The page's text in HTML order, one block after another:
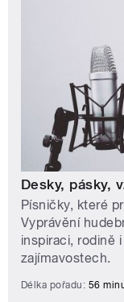
Desky, pásky,
Písničky, které
Vyprávění
inspiraci, rodině
zajímavostech.
Délka pořadu: 56